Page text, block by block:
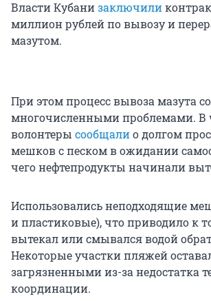
Власти Кубанизаключили
миллион рублей по вывозу и
мазутом.
При этом процесс вывоза мазута
многочисленными проблемами. В
волонтеры сообщалио долгом
мешков с песком в ожидании
чего нефтепродукты начинали
Использовались неподходящие
и пластиковые), что приводило к
вытекал или смывался водой
Некоторые участки пляжей
загрязненными из-за недостатка
координации.